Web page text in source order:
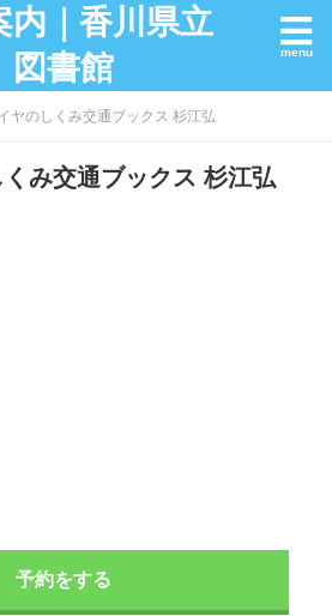
内｜香川県立
図書館
ヤのしくみ交通ブックス 杉江弘
み交通ブックス 杉江弘
約をする